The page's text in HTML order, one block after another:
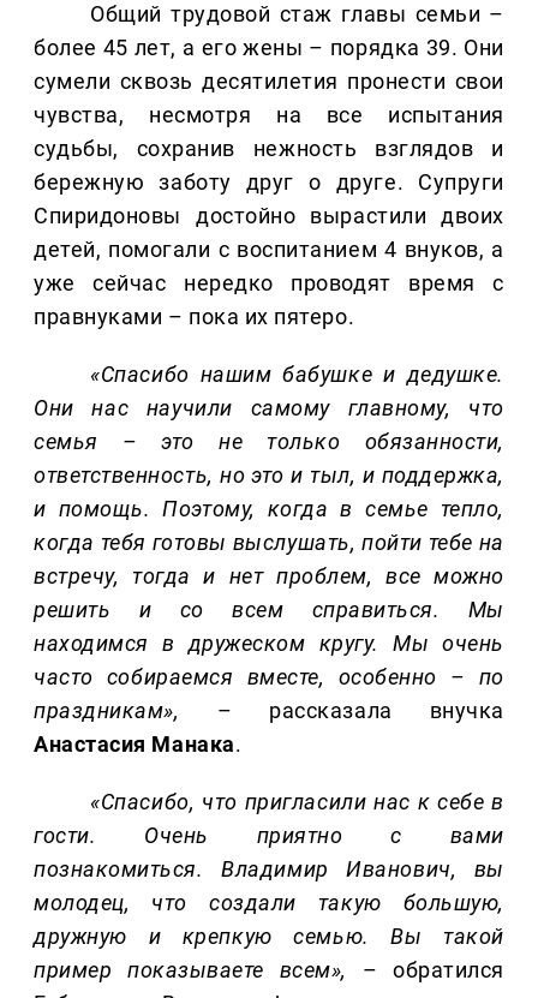
Общий трудовой стаж главы семьи –
более 45 лет, а его жены – порядка 39. Они
сумели сквозь десятилетия пронести свои
чувства, несмотря на все испытания
судьбы, сохранив нежность взглядов и
бережную заботу друг о друге. Супруги
Спиридоновы достойно вырастили двоих
детей, помогали с воспитанием 4 внуков, а
уже сейчас нередко проводят время с
правнуками – пока их пятеро.
«Спасибо нашим бабушке и дедушке.
Они нас научили самому главному, что
семья – это не только обязанности,
ответственность, но это и тыл, и поддержка,
и помощь. Поэтому, когда в семье тепло,
когда тебя готовы выслушать, пойти тебе на
встречу, тогда и нет проблем, все можно
решить и со всем справиться. Мы
находимся в дружеском кругу. Мы очень
часто собираемся вместе, особенно – по
праздникам»,
– рассказала внучка
Анастасия Манака.
«Спасибо, что пригласили нас к себе в
гости.
Очень приятно с вами
познакомиться. Владимир Иванович, вы
молодец, что создали такую большую,
дружную и крепкую семью.
Вы такой
пример показываете всем»,
– обратился